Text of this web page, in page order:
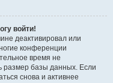
войти!
деактивировал или
конференции
время не
базы данных. Если
снова и активнее